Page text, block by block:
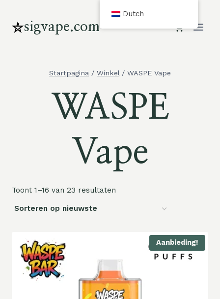
naar sigvape.com
Startpagina / Winkel / WASPE Vape
WASPE
Vape
Toont 1–16 van 23 resultaten
Aanbieding!
Dutch